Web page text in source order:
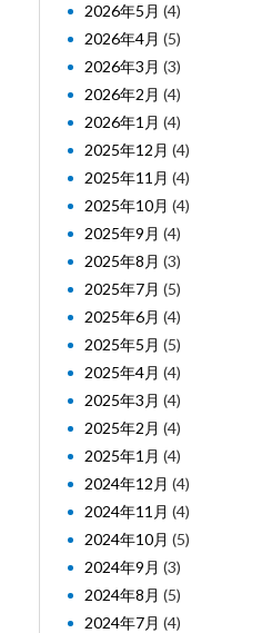
2026年5月 (4)
2026年4月 (5)
2026年3月 (3)
2026年2月 (4)
2026年1月 (4)
2025年12月 (4)
2025年11月 (4)
2025年10月 (4)
2025年9月 (4)
2025年8月 (3)
2025年7月 (5)
2025年6月 (4)
2025年5月 (5)
2025年4月 (4)
2025年3月 (4)
2025年2月 (4)
2025年1月 (4)
2024年12月 (4)
2024年11月 (4)
2024年10月 (5)
2024年9月 (3)
2024年8月 (5)
2024年7月 (4)